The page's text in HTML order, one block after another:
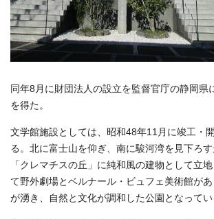
同年8月に財団法人の設立を監督官庁の静岡県
を得た。
文学館施設としては、昭和48年11月に竣工・
る。北に富士山を仰ぎ、南に駿河湾を見下ろ
「クレマチスの丘」に純和風の建物として立
て野外劇場とベルナール・ビュフェ美術館が
が湧き、自然と文化が調和した公園となってい